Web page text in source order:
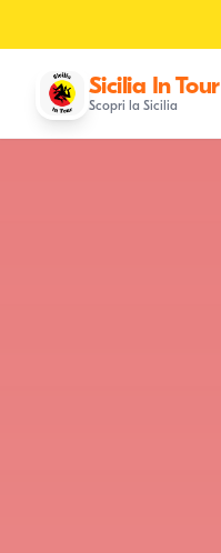
Sicilia In Tour
Scopri la Sicilia